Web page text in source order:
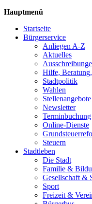
Hauptmenü
Startseite
Bürgerservice
Anliegen A-Z
Aktuelles
Hilfe,
Stadtpolitik
Wahlen
Stellenangebote
Newsletter
Terminbuchung
Online-Dienste
Steuern
Stadtleben
Die Stadt
Familie &
Gesellschaft &
Sport
Freizeit &